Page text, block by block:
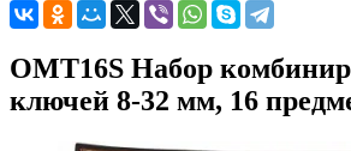
OMT16S Набор
ключей 8-32 мм, 16